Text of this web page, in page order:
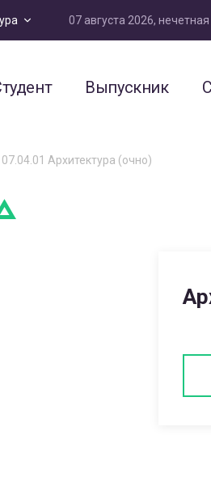
07 августа 2026,
Выпускник
07.04.01 Архитектура (очно)